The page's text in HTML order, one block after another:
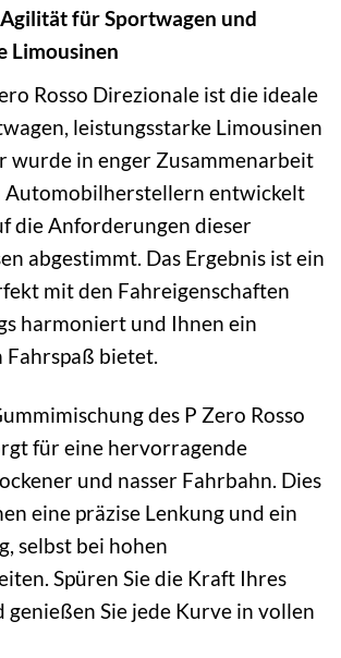
für Sportwagen und
Limousinen
Rosso Direzionale ist die ideale
leistungsstarke Limousinen
wurde in enger Zusammenarbeit
Automobilherstellern entwickelt
die Anforderungen dieser
abgestimmt. Das Ergebnis ist ein
mit den Fahreigenschaften
harmoniert und Ihnen ein
bietet.
des P Zero Rosso
für eine hervorragende
und nasser Fahrbahn. Dies
eine präzise Lenkung und ein
selbst bei hohen
Spüren Sie die Kraft Ihres
genießen Sie jede Kurve in vollen